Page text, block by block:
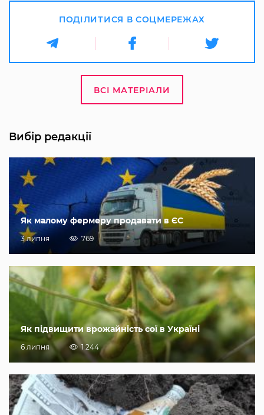
ПОДІЛИТИСЯ В СОЦМЕРЕЖАХ
ВСІ МАТЕРІАЛИ
Вибір редакції
Як малому фермеру продавати в ЄС
3 липня 769
Як підвищити врожайність сої в Україні
6 липня 1 244